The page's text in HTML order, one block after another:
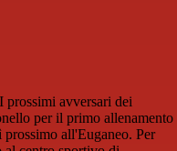
prossimi avversari dei
per il primo allenamento
all'Euganeo. Per